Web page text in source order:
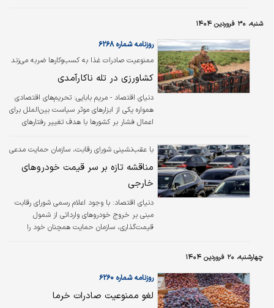
از ۴۰درصد گذشت. معاملات اجاره در اولین ماه از
سال جاری نیز با «تب اجاره‌بها» همراه بود و اگر باز
هم اصرار بر «بیراهه سیاستی» به جای «درمان
ریشه مشکل» باشد، سطح فقر مستاجرها تشدید
خواهد شد.
شنبه، ۳۰ فروردین ۱۴۰۴
ممنوعیت‏‌ صادرات غذا به کسب‏‌وکارها ضربه می‏‌زند
روزنامه شماره ۶۲۶۸
کشاورزی در تله ناکارآمدی
دنیای اقتصاد - مريم بابايي: تحریم‌‌‌های اقتصادی
همواره یکی از ابزار‌‌‌های موثر سیاست بین‌الملل برای
اعمال فشار بر کشور‌‌‌ها با هدف تغییر رفتار‌‌‌های
کشور‌‌‌هایی است که در چند دهه اخیر به دلایل
است.
با عقب‌نشینی شورای رقابت، سازمان حمایت مدعی
جدید قیمت‌گذاری خودروهای وارداتی شد؛
مناقشه تازه بر سر قیمت خودروهای
خارجی
دنیای اقتصاد: با وجود اعلام رسمی شورای رقابت
مبنی بر خروج خودروهای وارداتی از شمول
قیمت‌گذاری، سازمان حمایت همچنان خود را
بی‌اعتمادی در بازار شده است.
چهارشنبه، ۲۰ فروردین ۱۴۰۴
روزنامه شماره ۶۲۶۰
لغو ممنوعیت صادرات خرما